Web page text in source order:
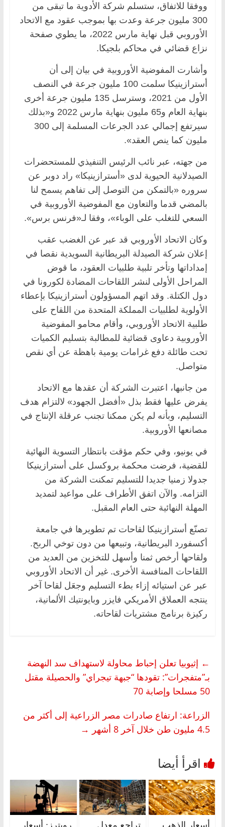
ووفقا للاتفاق، ستسلم شركة الأدوية ما تبقى من
300 مليون جرعة وعدت بها بموجب عقود مع الاتحاد
الأوروبي قبل نهاية مارس 2022، ما يطوي صفحة
نزاع قضائي في محاكم بلجيكا.
وأشارت المفوضية الأوروبية في بيان إلى أن
أسترازينيكا سلمت 100 مليون جرعة في النصف
الأول من 2021، وسترسل 135 مليون جرعة أخرى
بنهاية العام و65 مليون بنهاية مارس 2022 و«بذلك
سيرتفع إجمالي عدد الجرعات المسلمة إلى 300
مليون كما ينص العقد».
من جهته، عبر نائب الرئيس التنفيذي للمستحضرات
الصيدلانية الحيوية لدى «أسترازينيكا» راد دوبر عن
سروره «بالتمكن من التوصل إلى تفاهم يسمح لنا
بالمضي قدما والتعاون مع المفوضية الأوروبية في
السعي للتغلب على الوباء»، وفقا لـ«فرنس برس».
وكان الاتحاد الأوروبي قد عبر عن الغضب عقب
إعلان شركة الصيدلة البريطانية السويدية نقصا في
إمداداتها وتأخر تلبية طلبيات العقود، ما قوض
المراحل الأولى لنشر اللقاحات المضادة لكورونا في
دول الكتلة. وقد اتهم المسؤولون أسترازينيكا بإعطاء
الأولوية لطلبيات المملكة المتحدة من اللقاح على
طلبية الاتحاد الأوروبي، وأقام محامو المفوضية
الأوروبية دعاوى قضائية للمطالبة بتسليم الكميات
تحت طائلة دفع غرامات يومية باهظة عن أي نقص
متواصل.
من جانبها، اعتبرت الشركة أن عقدها مع الاتحاد
يفرض عليها فقط بذل «أفضل الجهود» لالتزام هدف
التسليم، وبأنه لم يكن ممكنا تجنب عرقلة الإنتاج في
مصانعها الأوروبية.
في يونيو، وفي حكم مؤقت بانتظار التسوية النهائية
للقضية، فرضت محكمة بروكسل على أسترازينيكا
جدولا زمنيا جديدا للتسليم تمكنت الشركة من
التزامه. والآن اتفق الأطراف على مواعيد لتمديد
المهلة النهائية حتى العام المقبل.
تصنّع أسترازينيكا لقاحات تم تطويرها في جامعة
أكسفورد البريطانية، وتبيعها من دون توخي الربح.
ولقاحها أرخص ثمنا وأسهل للتخزين من العديد من
اللقاحات المنافسة الأخرى. غير أن الاتحاد الأوروبي
عبر عن استيائه إزاء بطء التسليم وجعَل لقاحا آخر
ينتجه العملاق الأمريكي فايزر وبايونتيك الألمانية،
ركيزة برنامج مشتريات لقاحاته.
← إثيوبيا تعلن إحباط محاولة لاستهداف سد النهضة
بـ”متفجرات”: تقودها “جبهة تيجراي” والحصيلة مقتل
50 مسلحا وإصابة 70
الزراعة: ارتفاع صادرات مصر الزراعية إلى أكثر من
4.5 مليون طن خلال آخر 8 أشهر
→
أسعار الذهب تراجع معدل رويترز: أسعار